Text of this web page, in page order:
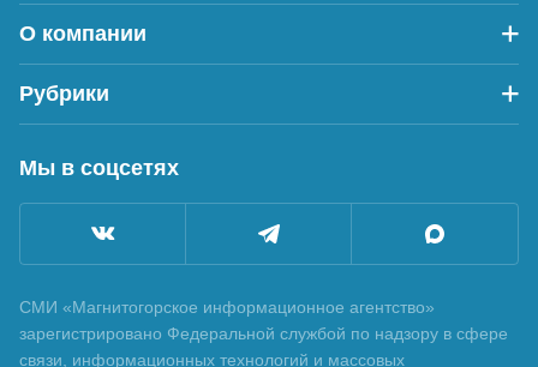
О компании
Рубрики
Мы в соцсетях
СМИ «Магнитогорское информационное агентство»
зарегистрировано Федеральной службой по надзору в сфере
связи, информационных технологий и массовых